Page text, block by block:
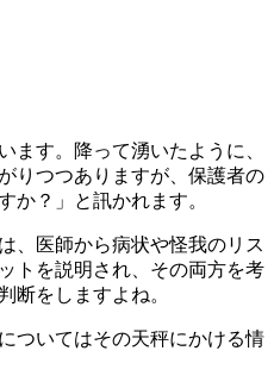
ます。降って湧いたように、
りつつありますが、保護者の
か？」と訊かれます。
、医師から病状や怪我のリス
トを説明され、その両方を考
断をしますよね。
ついてはその天秤にかける情